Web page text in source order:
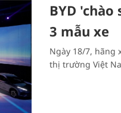
BYD
3 mẫu xe
Ngày 18/7, hãng
thị trường Việt